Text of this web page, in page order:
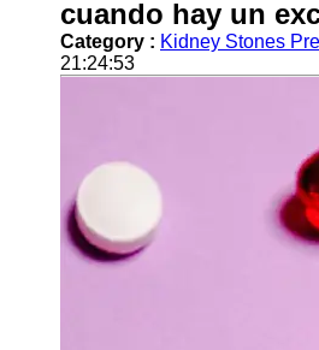
Socials
Facebook
Twitter
Telegram
cuando hay un
Category : Kidney Stones
21:24:53